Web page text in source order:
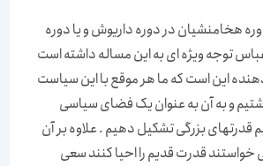
هخامنشیان در دوره داریوش و یا دوره
توجه ویژه ای به این مساله داشته است
این است که ما هر موقع با این سیاست
و به آن به عنوان یک فضای سیاسی
قدرتهای بزرگی تشکیل دهیم . علاوه بر آن
قدرت قدیم را احیا کنند سعی